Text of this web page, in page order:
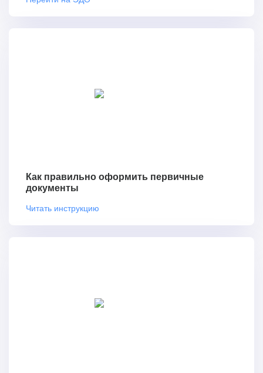
Как правильно оформить первичные
документы
Читать инструкцию